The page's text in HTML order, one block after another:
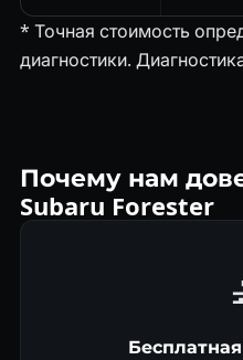
* Точная стоимость
диагностики.
Почему нам
Subaru Forester